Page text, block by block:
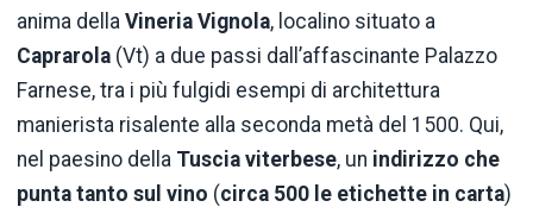
anima della Vineria Vignola, localino situato a
Caprarola (Vt) a due passi dall’affascinante Palazzo
Farnese, tra i più fulgidi esempi di architettura
manierista risalente alla seconda metà del 1500. Qui,
nel paesino della Tuscia viterbese, un indirizzo che
punta tanto sul vino (circa 500 le etichette in carta)